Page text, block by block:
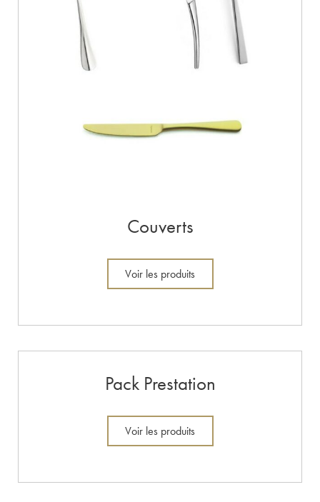
Couverts
Voir les produits
Pack Prestation
Voir les produits